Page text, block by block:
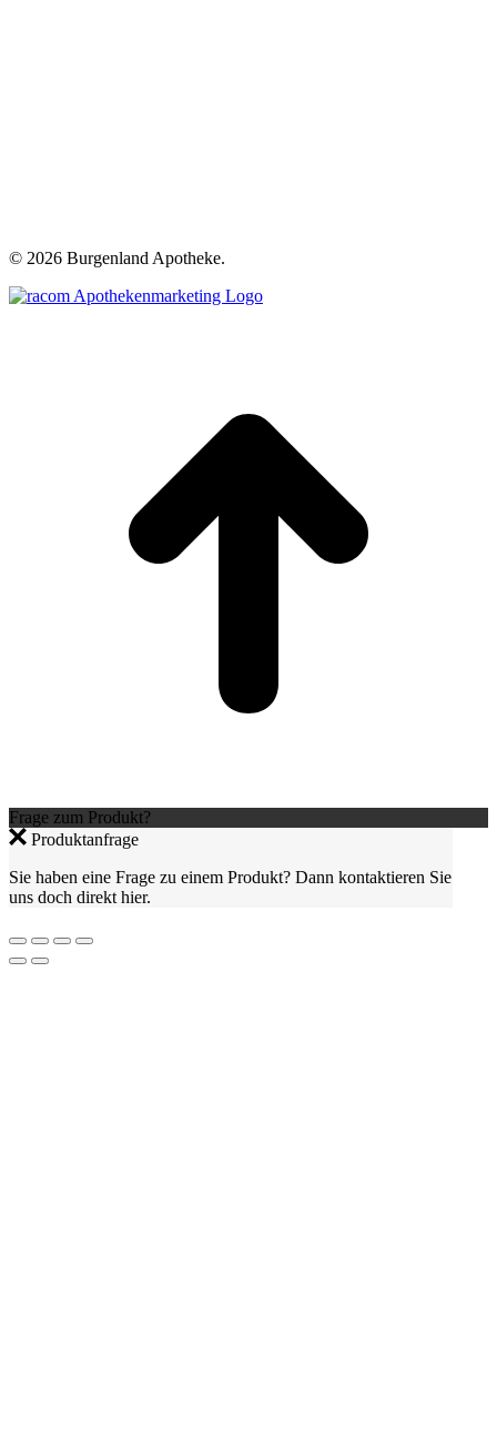
© 2026 Burgenland Apotheke.
Frage zum Produkt?
Produktanfrage
Sie haben eine Frage zu einem Produkt? Dann kontaktieren Sie
uns doch direkt hier.